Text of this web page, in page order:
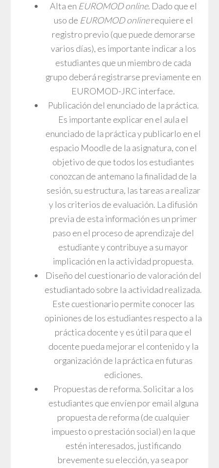
Alta en EUROMOD online. Dado que el
uso de EUROMOD onlinerequiere el
registro previo (que puede demorarse
varios días), es importante indicar a los
estudiantes que un miembro de cada
grupo deberá registrarse previamente en
EUROMOD-JRC interface.
Publicación del enunciado de la práctica.
Es importante explicar en el aula el
enunciado de la práctica y publicarlo en el
espacio Moodle de la asignatura, con el
objetivo de que todos los estudiantes
conozcan de antemano la finalidad de la
sesión, su estructura, las tareas a realizar
y los criterios de evaluación. La difusión
previa de esta información es un primer
paso en el proceso de aprendizaje del
estudiante y contribuye a su mayor
implicación en la actividad propuesta.
Diseño del cuestionario de valoración del
estudiantado sobre la actividad realizada.
Este cuestionario permite conocer las
opiniones de los estudiantes respecto a la
práctica docente y es útil para que el
docente pueda mejorar el contenido y la
organización de la práctica en futuras
ediciones.
Propuestas de reforma. Solicitar a los
estudiantes que envíen por email alguna
propuesta de reforma (de cualquier
impuesto o prestación social) en la que
estén interesados, justificando
brevemente su elección, ya sea por